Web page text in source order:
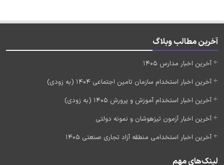
آخرین مطالب وبلاگ
آخرین اخبار مدارس 1405
آخرین اخبار استخدام سازمان تامین اجتماعی 1404 (به زودی)
آخرین اخبار استخدام آموزش و پرورش 1405 (به زودی)
آخرین اخبار آزمون تیزهوشان و نمونه دولتی
آخرین اخبار استخدامی منطقه آزاد تجاری صنعتی 1405
لینک‌های مهم